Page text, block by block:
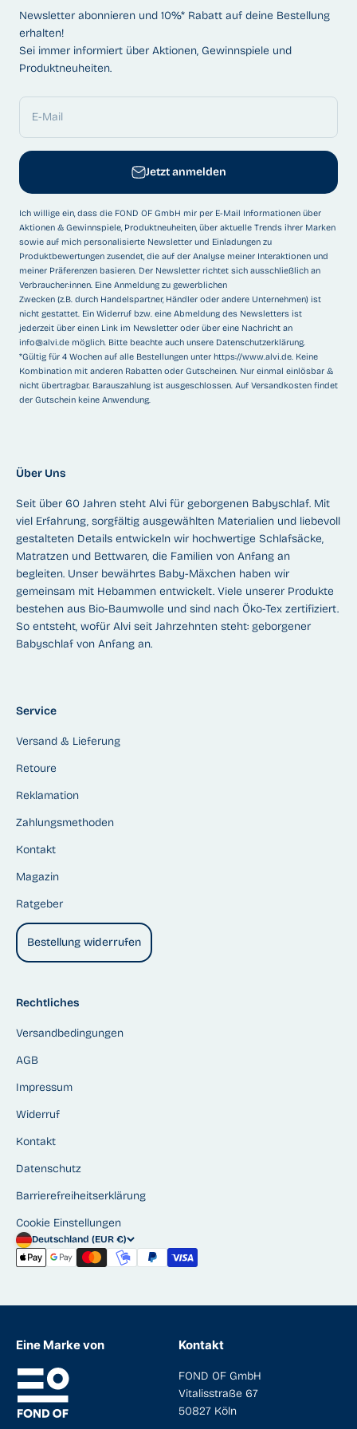
Newsletter abonnieren und 10%* Rabatt auf deine Bestellung
erhalten!
Sei immer informiert über Aktionen, Gewinnspiele und
Produktneuheiten.
E-Mail
Jetzt anmelden
Ich willige ein, dass die FOND OF GmbH mir per E-Mail Informationen über
Aktionen & Gewinnspiele, Produktneuheiten, über aktuelle Trends ihrer Marken
sowie auf mich personalisierte Newsletter und Einladungen zu
Produktbewertungen zusendet, die auf der Analyse meiner Interaktionen und
meiner Präferenzen basieren. Der Newsletter richtet sich ausschließlich an
Verbraucher:innen. Eine Anmeldung zu gewerblichen
Zwecken (z.B. durch Handelspartner, Händler oder andere Unternehmen) ist
nicht gestattet. Ein Widerruf bzw. eine Abmeldung des Newsletters ist
jederzeit über einen Link im Newsletter oder über eine Nachricht an
info@alvi.de möglich. Bitte beachte auch unsere Datenschutzerklärung.
*Gültig für 4 Wochen auf alle Bestellungen unter https://www.alvi.de. Keine
Kombination mit anderen Rabatten oder Gutscheinen. Nur einmal einlösbar &
nicht übertragbar. Barauszahlung ist ausgeschlossen. Auf Versandkosten findet
der Gutschein keine Anwendung.
Über Uns
Seit über 60 Jahren steht Alvi für geborgenen Babyschlaf. Mit
viel Erfahrung, sorgfältig ausgewählten Materialien und liebevoll
gestalteten Details entwickeln wir hochwertige Schlafsäcke,
Matratzen und Bettwaren, die Familien von Anfang an
begleiten. Unser bewährtes Baby-Mäxchen haben wir
gemeinsam mit Hebammen entwickelt. Viele unserer Produkte
bestehen aus Bio-Baumwolle und sind nach Öko-Tex zertifiziert.
So entsteht, wofür Alvi seit Jahrzehnten steht: geborgener
Babyschlaf von Anfang an.
Service
Versand & Lieferung
Retoure
Reklamation
Zahlungsmethoden
Kontakt
Magazin
Ratgeber
Bestellung widerrufen
Rechtliches
Versandbedingungen
AGB
Impressum
Widerruf
Kontakt
Datenschutz
Barrierefreiheitserklärung
Cookie Einstellungen
Deutschland (EUR €)
Eine Marke von Kontakt
FOND OF GmbH
Vitalisstraße 67
50827 Köln